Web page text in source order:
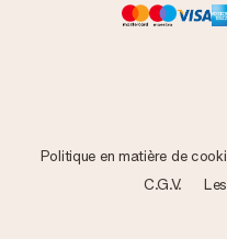
Politique en matière de
C.G.V.